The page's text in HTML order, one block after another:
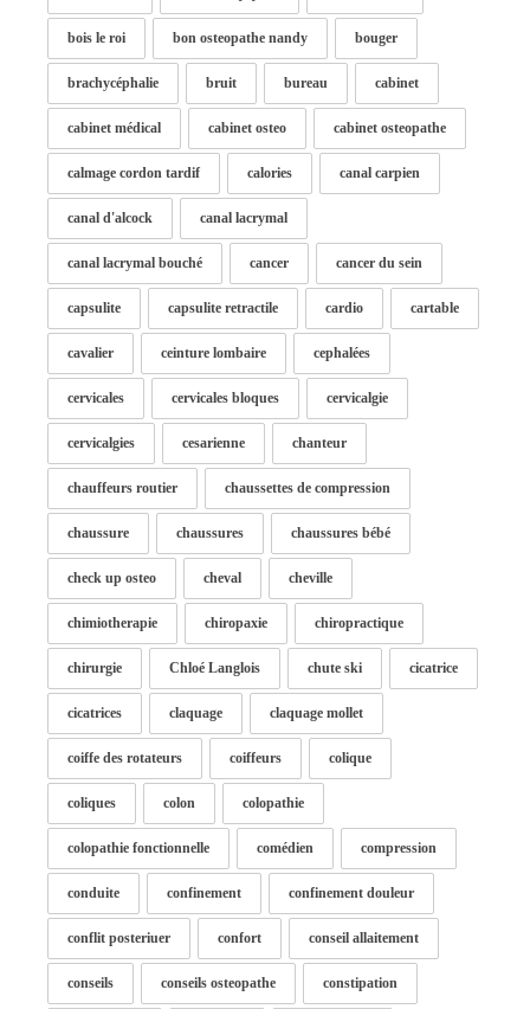
bois le roi bon osteopathe nandy bouger
brachycéphalie bruit bureau cabinet
cabinet médical cabinet osteo cabinet osteopathe
calmage cordon tardif calories canal carpien
canal d'alcock canal lacrymal
canal lacrymal bouché cancer cancer du sein
capsulite capsulite retractile cardio cartable
cavalier ceinture lombaire cephalées
cervicales cervicales bloques cervicalgie
cervicalgies cesarienne chanteur
chauffeurs routier chaussettes de compression
chaussure chaussures chaussures bébé
check up osteo cheval cheville
chimiotherapie chiropaxie chiropractique
chirurgie Chloé Langlois chute ski cicatrice
cicatrices claquage claquage mollet
coiffe des rotateurs coiffeurs colique
coliques colon colopathie
colopathie fonctionnelle comédien compression
conduite confinement confinement douleur
conflit posteriuer confort conseil allaitement
conseils conseils osteopathe constipation